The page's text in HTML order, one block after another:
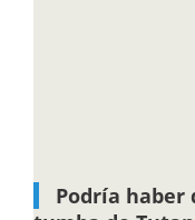
Podría haber